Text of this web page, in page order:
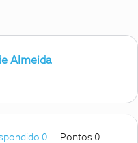
Almeida
0
Pontos 0